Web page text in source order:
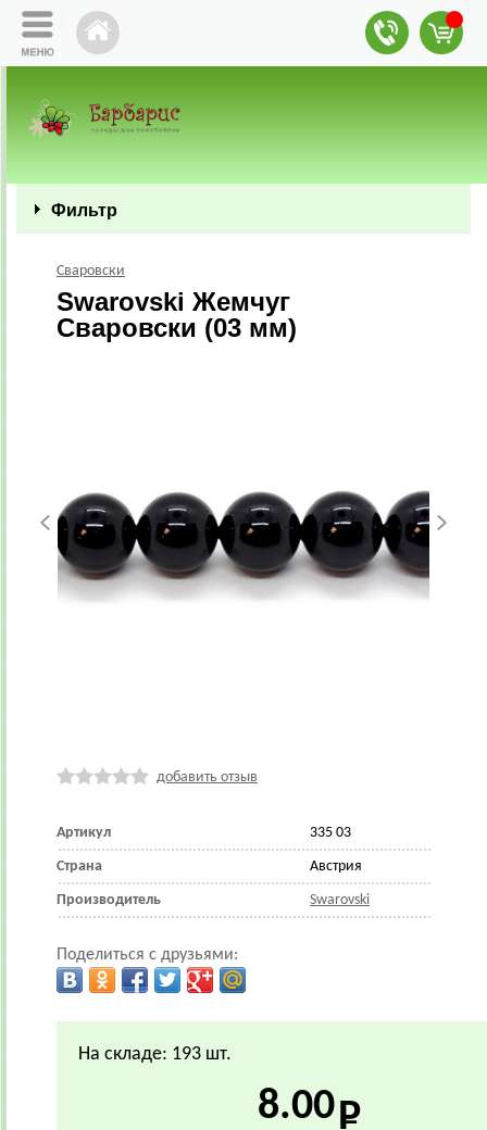
Фильтр
Сваровски
Swarovski Жемчуг
Сваровски (03 мм)
добавить отзыв
Артикул 335 03
Страна Австрия
Производитель Swarovski
Поделиться с друзьями:
На складе: 193 шт.
8.00